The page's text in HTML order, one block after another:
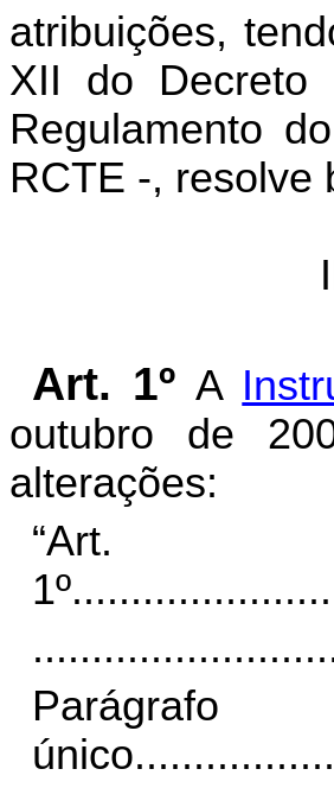
atribuições,
XII do Decreto
Regulamento
RCTE -, resolve
Art. 1ºA
outubro de
alterações:
“Art.
1º
Parágrafo
único.